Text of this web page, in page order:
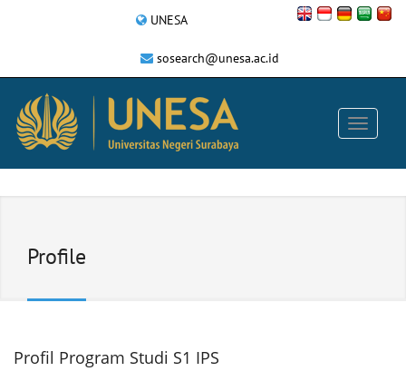
UNESA
sosearch@unesa.ac.id
Profile
Profil Program Studi S1 IPS